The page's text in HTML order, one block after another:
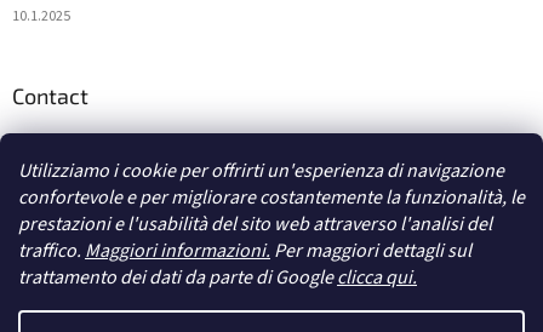
Utilizziamo i cookie per offrirti un'esperienza di navigazione
confortevole e per migliorare costantemente la funzionalità, le
prestazioni e l'usabilità del sito web attraverso l'analisi del
traffico. Maggiori informazioni. Per maggiori dettagli sul
trattamento dei dati da parte di Googleclicca qui.
10.1.2025
Contact